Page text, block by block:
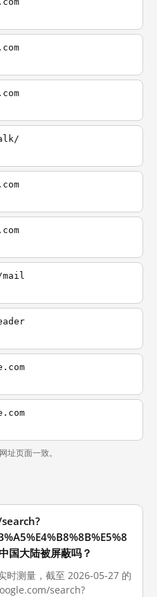
址页面一致。
国大陆被屏蔽吗？
时测量，截至 2026-05-27 的
search?